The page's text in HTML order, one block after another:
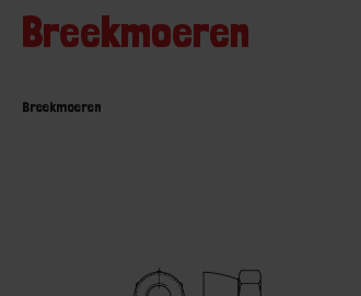
Breekmoeren
Breekmoeren